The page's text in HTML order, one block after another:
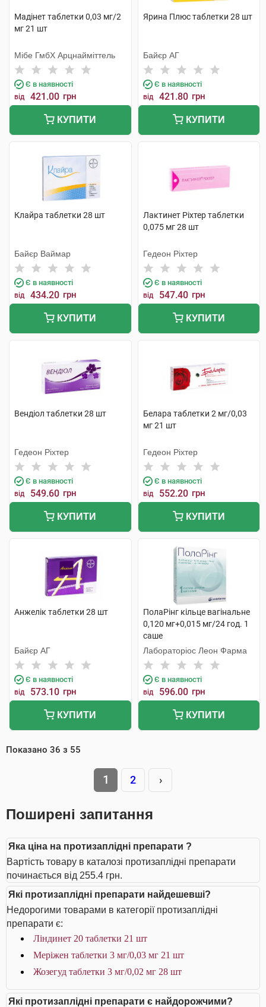
Мадінет таблетки 0,03 мг/2
мг 21 шт
Мібе ГмбХ Арцнайміттель
Є в наявності
від 421.00 грн
КУПИТИ
Ярина Плюс таблетки 28 шт
Байєр АГ
Є в наявності
від 421.80 грн
КУПИТИ
Клайра таблетки 28 шт
Байєр Ваймар
Є в наявності
від 434.20 грн
КУПИТИ
Лактинет Ріхтер таблетки
0,075 мг 28 шт
Гедеон Ріхтер
Є в наявності
від 547.40 грн
КУПИТИ
Вендіол таблетки 28 шт
Гедеон Ріхтер
Є в наявності
від 549.60 грн
КУПИТИ
Белара таблетки 2 мг/0,03
мг 21 шт
Гедеон Ріхтер
Є в наявності
від 552.20 грн
КУПИТИ
Анжелік таблетки 28 шт
Байєр АГ
Є в наявності
від 573.10 грн
КУПИТИ
ПолаРінг кільце вагінальне
0,120 мг+0,015 мг/24 год. 1
саше
Лабораторіос Леон Фарма
Є в наявності
від 596.00 грн
КУПИТИ
Показано 36 з 55
1 2 ›
Поширені запитання
Яка ціна на протизаплідні препарати ?
Вартість товару в каталозі протизаплідні препарати
починається від 255.4 грн.
Які протизаплідні препарати найдешевші?
Недорогими товарами в категорії протизаплідні
препарати є:
Ліндинет 20 таблетки 21 шт
Меріжен таблетки 3 мг/0,03 мг 21 шт
Жозегуд таблетки 3 мг/0,02 мг 28 шт
Які протизаплідні препарати є найдорожчими?